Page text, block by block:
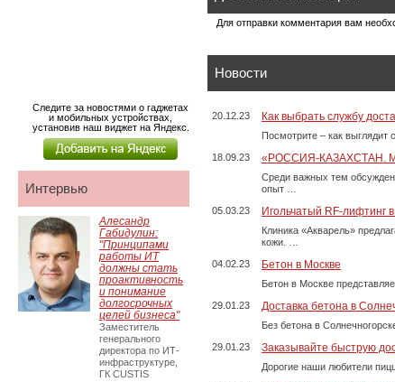
Для отправки комментария вам
Новости
20.12.23 Как выбрать службу
Посмотрите – как
18.09.23
«РОССИЯ-КАЗАХСТАН.
Среди важных тем
опыт …
05.03.23
Игольчатый RF-лифтинг
Клиника «Акварель»
кожи. …
04.02.23
Бетон в Москве
Бетон в Москве
29.01.23
Доставка бетона в
Без бетона в
29.01.23
Заказывайте быструю
Дорогие наши любители
Следите за новостями о гаджетах
и мобильных устройствах,
установив наш виджет на Яндекс.
Интервью
Алесандр
Габидулин:
"Принципами
работы ИТ
должны стать
проактивность
и понимание
долгосрочных
целей бизнеса"
Заместитель
генерального
директора по ИТ-
инфраструктуре,
ГК CUSTIS